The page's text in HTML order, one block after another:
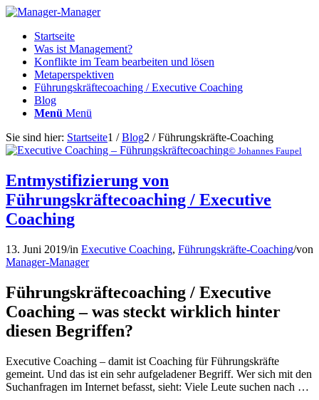
Startseite
Was ist Management?
Konflikte im Team bearbeiten und lösen
Metaperspektiven
Führungskräftecoaching / Executive Coaching
Blog
Menü Menü
Sie sind hier: Startseite1 / Blog2 / Führungskräfte-Coaching
© Johannes Faupel
Entmystifizierung von
Führungskräftecoaching / Executive
Coaching
13. Juni 2019/in Executive Coaching, Führungskräfte-Coaching/von
Manager-Manager
Führungskräftecoaching / Executive
Coaching – was steckt wirklich hinter
diesen Begriffen?
Executive Coaching – damit ist Coaching für Führungskräfte
gemeint. Und das ist ein sehr aufgeladener Begriff. Wer sich mit den
Suchanfragen im Internet befasst, sieht: Viele Leute suchen nach …